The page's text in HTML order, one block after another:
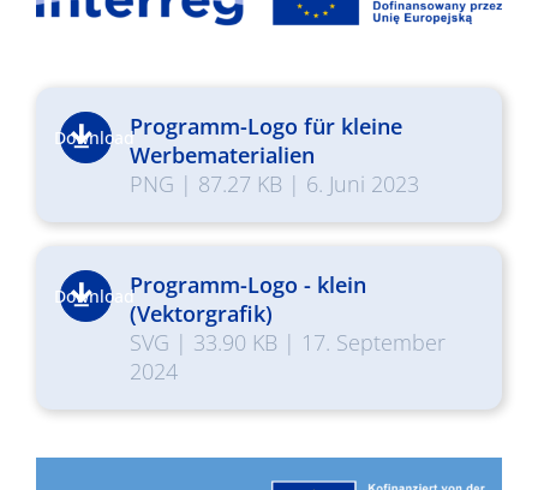
DownloadProgramm-Logo für kleine
Werbematerialien
PNG | 87.27 KB | 6. Juni 2023
DownloadProgramm-Logo - klein
(Vektorgrafik)
SVG | 33.90 KB | 17. September
2024